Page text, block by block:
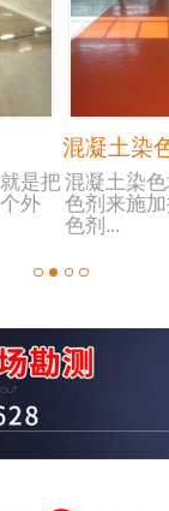
是把
外
混凝土染
混凝土染
色剂来施
色剂...